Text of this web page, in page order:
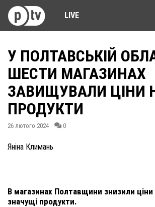
LIVE
У ПОЛТАВСЬКІЙ
ШЕСТИ МАГАЗИНАХ
ЗАВИЩУВАЛИ ЦІНИ
ПРОДУКТИ
26 лютого 2024 0
Яніна Климань
В магазинах Полтавщини знизили ціни
значущі продукти.